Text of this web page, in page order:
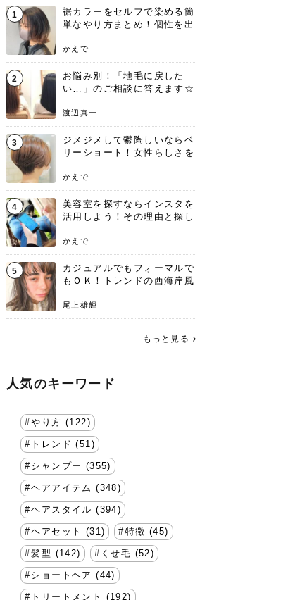
1
裾カラーをセルフで染める簡
単なやり方まとめ！個性を出
かえで
2
お悩み別！「地毛に戻した
い…」のご相談に答えます☆
渡辺真一
3
ジメジメして鬱陶しいならベ
リーショート！女性らしさを
かえで
4
美容室を探すならインスタを
活用しよう！その理由と探し
かえで
5
カジュアルでもフォーマルで
もＯＫ！トレンドの西海岸風
尾上雄輝
もっと見る
人気のキーワード
やり方 (122)
トレンド (51)
シャンプー (355)
ヘアアイテム (348)
ヘアスタイル (394)
ヘアセット (31) 特徴 (45)
髪型 (142) くせ毛 (52)
ショートヘア (44)
トリートメント (192)